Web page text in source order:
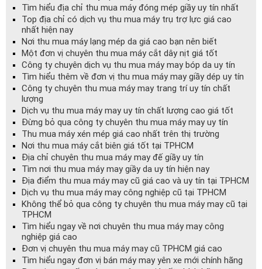
Tìm hiểu địa chỉ thu mua máy đóng mép giầy uy tín nhất
Top địa chỉ có dịch vụ thu mua máy trụ trợ lực giá cao
nhất hiện nay
Nơi thu mua máy lạng mép da giá cao bạn nên biết
Một đơn vị chuyên thu mua máy cắt dây nịt giá tốt
Công ty chuyên dịch vụ thu mua máy may bóp da uy tín
Tìm hiểu thêm về đơn vị thu mua máy may giầy dép uy tín
Công ty chuyên thu mua máy may trang trí uy tín chất
lượng
Dịch vụ thu mua máy may uy tín chất lượng cao giá tốt
Đừng bỏ qua công ty chuyên thu mua máy may uy tín
Thu mua máy xén mép giá cao nhất trên thị trường
Nơi thu mua máy cắt biên giá tốt tại TPHCM
Địa chỉ chuyên thu mua máy may đế giầy uy tín
Tìm nơi thu mua máy may giầy da uy tín hiện nay
Địa điểm thu mua máy may cũ giá cao và uy tín tại TPHCM
Dịch vụ thu mua máy may công nghiệp cũ tại TPHCM
Không thể bỏ qua công ty chuyên thu mua máy may cũ tại
TPHCM
Tìm hiểu ngay về nơi chuyên thu mua máy may công
nghiệp giá cao
Đơn vị chuyên thu mua máy may cũ TPHCM giá cao
Tìm hiểu ngay đơn vị bán máy may yên xe mới chính hãng